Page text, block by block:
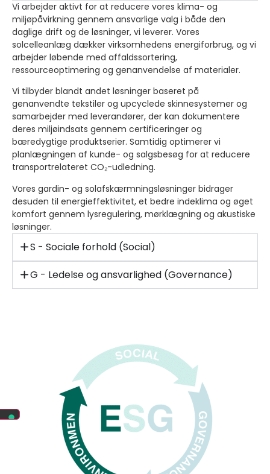
Vi arbejder aktivt for at reducere vores klima- og
miljøpåvirkning gennem ansvarlige valg i både den
daglige drift og de løsninger, vi leverer. Vores
solcelleanlæg dækker virksomhedens energiforbrug, og vi
arbejder løbende med affaldssortering,
ressourceoptimering og genanvendelse af materialer.
Vi tilbyder blandt andet løsninger baseret på
genanvendte tekstiler og upcyclede skinnesystemer og
samarbejder med leverandører, der kan dokumentere
deres miljøindsats gennem certificeringer og
bæredygtige produktserier. Samtidig optimerer vi
planlægningen af kunde- og salgsbesøg for at reducere
transportrelateret CO₂-udledning.
Vores gardin- og solafskærmningsløsninger bidrager
desuden til energieffektivitet, et bedre indeklima og øget
komfort gennem lysregulering, mørklægning og akustiske
løsninger.
S - Sociale forhold (Social)
G - Ledelse og ansvarlighed (Governance)